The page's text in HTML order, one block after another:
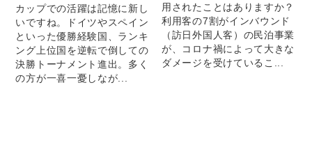
カップでの活躍は記憶に新し
いですね。ドイツやスペイン
といった優勝経験国、ランキ
ング上位国を逆転で倒しての
決勝トーナメント進出。多く
の方が一喜一憂しなが...
用されたことはありますか？
利用客の7割がインバウンド
（訪日外国人客）の民泊事業
が、コロナ禍によって大きな
ダメージを受けているこ...